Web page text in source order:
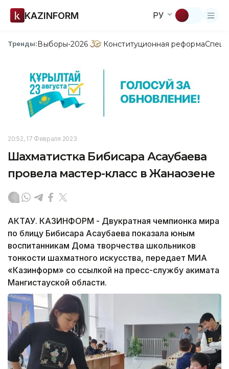
KAZINFORM РУ
Тренды:Выборы-2026 Конституционная реформа
20:52, 17 Февраля 2023
Шахматистка Бибисара Асаубаева
провела мастер-класс в Жанаозене
АКТАУ. КАЗИНФОРМ - Двукратная чемпионка мира
по блицу Бибисара Асаубаева показала юным
воспитанникам Дома творчества школьников
тонкости шахматного искусства, передает МИА
«Казинформ» со ссылкой на пресс-службу акимата
Мангистауской области.